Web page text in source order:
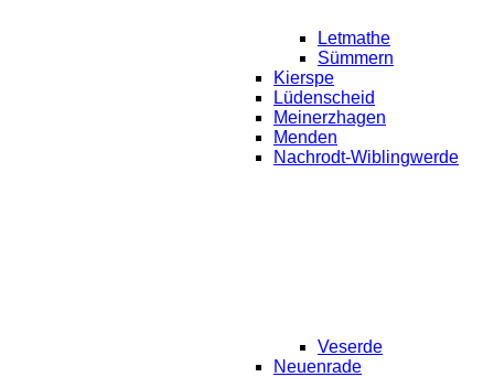
Letmathe
Sümmern
Kierspe
Lüdenscheid
Meinerzhagen
Menden
Nachrodt-Wiblingwerde
Veserde
Neuenrade